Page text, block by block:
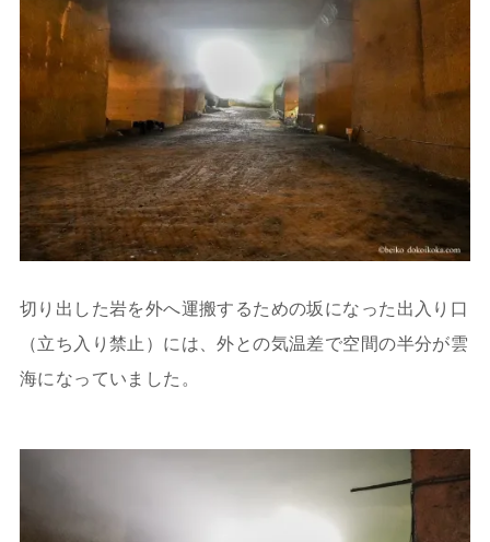
切り出した岩を外へ運搬するための坂になった出入り口
（立ち入り禁止）には、外との気温差で空間の半分が雲
海になっていました。